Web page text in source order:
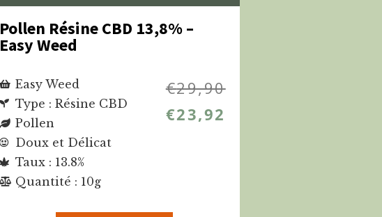
Pollen Résine CBD 13,8% –
Easy Weed
Easy Weed
Type : Résine CBD
Pollen
Doux et Délicat
Taux : 13.8%
Quantité : 10g
€29,90
€23,92